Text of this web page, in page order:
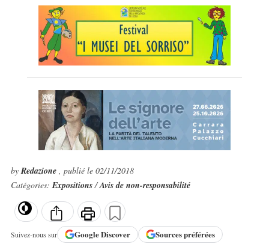
byRedazione , publié le 02/11/2018
Catégories:Expositions/Avis de non-responsabilité
Suivez-nous sur GoogleDiscover Sources préférées